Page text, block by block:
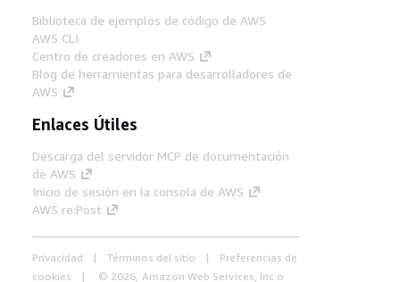
Biblioteca de ejemplos de código de AWS
AWS CLI
Centro de creadores en AWS
Blog de herramientas para desarrolladores de
AWS
Enlaces Útiles
Descarga del servidor MCP de documentación
de AWS
Inicio de sesión en la consola de AWS
AWS re:Post
Privacidad Términos del sitio
Preferencias de
cookies
© 2026, Amazon Web Services, Inc o